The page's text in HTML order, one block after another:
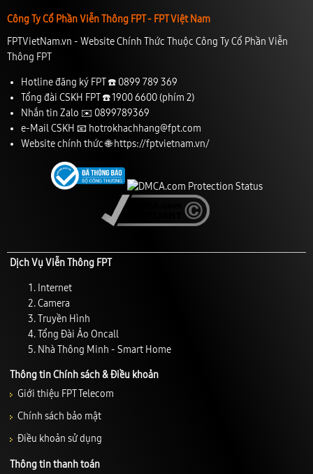
Công Ty Cổ Phần Viễn Thông FPT - FPT Việt Nam
FPTVietNam.vn - Website Chính Thức Thuộc Công Ty Cổ Phần Viễn
Thông FPT
Hotline đăng ký FPT ☎️ 0899 789 369
Tổng đài CSKH FPT ☎️1900 6600(phím 2)
Nhắn tin Zalo ✉️ 0899789369
e-Mail CSKH 📧 hotrokhachhang@fpt.com
Website chính thức 🌐 https://fptvietnam.vn/
Dịch Vụ Viễn Thông FPT
Internet
Camera
Truyền Hình
Tổng Đài Ảo Oncall
Nhà Thông Minh - Smart Home
Thông tin Chính sách & Điều khoản
Giới thiệu FPT Telecom
Chính sách bảo mật
Điều khoản sử dụng
Thông tin thanh toán